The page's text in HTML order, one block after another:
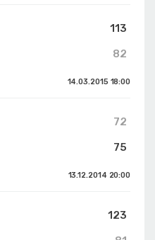
113
82
14.03.2015 18:00
72
75
13.12.2014 20:00
123